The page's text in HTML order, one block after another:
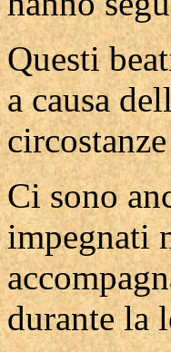
Questi
a causa
Ci sono
impegnati
durante la